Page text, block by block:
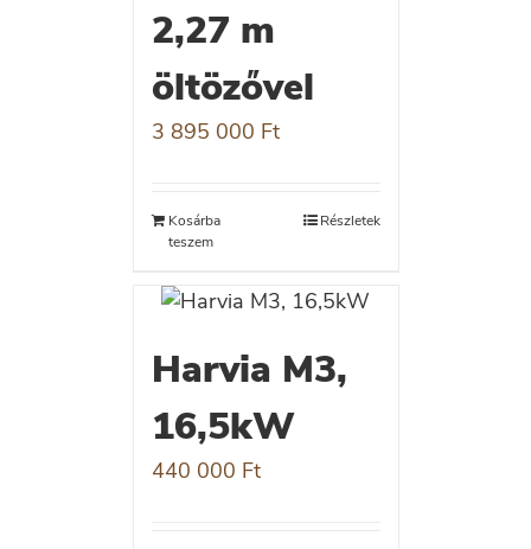
2,27 m
öltözővel
3 895 000 Ft
Kosárba
teszem
Részletek
Harvia M3,
16,5kW
440 000 Ft